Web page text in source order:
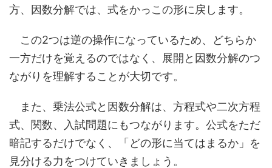
方、因数分解では、式をかっこの形に戻します。
この2つは逆の操作になっているため、どちらか
一方だけを覚えるのではなく、展開と因数分解のつ
ながりを理解することが大切です。
また、乗法公式と因数分解は、方程式や二次方程
式、関数、入試問題にもつながります。公式をただ
暗記するだけでなく、「どの形に当てはまるか」を
見分ける力をつけていきましょう。